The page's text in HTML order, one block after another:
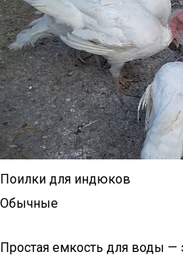
Поилки для индюков
Обычные
Простая емкость для воды —